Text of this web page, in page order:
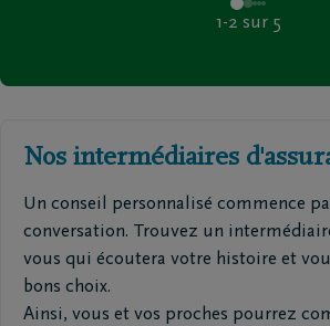
1-2 sur 5
Nos intermédiaires
Un conseil personnalisé commence
conversation. Trouvez un
vous qui écoutera votre histoire et
bons choix.
Ainsi, vous et vos proches pourrez